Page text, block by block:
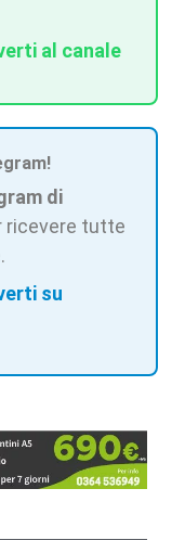
al canale
di
ricevere tutte
su